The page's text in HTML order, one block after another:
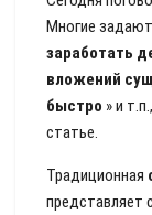
Многие
заработать
вложений
быстро » и
статье.
Традиционная
представляет